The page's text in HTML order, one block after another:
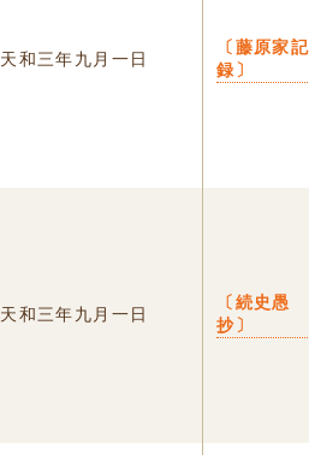
天和三年九月一日
〔藤原家記
録〕
天和三年九月一日
〔続史愚
抄〕